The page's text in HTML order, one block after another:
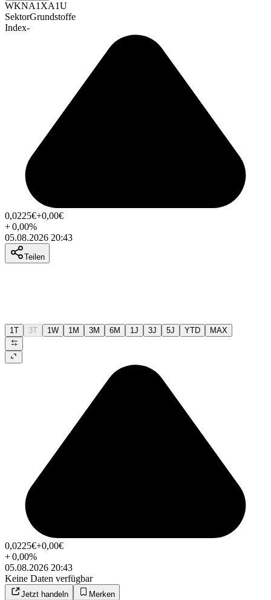
WKNA1XA1U
SektorGrundstoffe
Index-
0,0225€+0,00€
+0,00%
05.08.2026 20:43
Teilen
1T 3T 1W 1M 3M 6M 1J 3J 5J YTD MAX
0,0225€+0,00€
+0,00%
05.08.2026 20:43
Keine Daten verfügbar
Jetzt handeln Merken